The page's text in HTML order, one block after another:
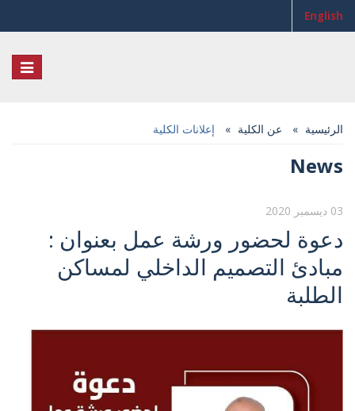
English
الرئيسية عن الكلية إعلانات الكلية
News
03 ديسمبر 2020
دعوة لحضور ورشة عمل بعنوان :
مبادئ التصميم الداخلي لمساكن
الطلبة